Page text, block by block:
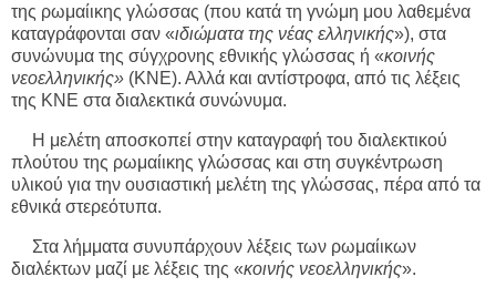
της ρωμαίικης γλώσσας (που κατά τη γνώμη μου λαθεμένα
καταγράφονται σαν «ιδιώματα της νέας ελληνικής»), στα
συνώνυμα της σύγχρονης εθνικής γλώσσας ή «κοινής
νεοελληνικής» (ΚΝΕ). Αλλά και αντίστροφα, από τις λέξεις
της ΚΝΕ στα διαλεκτικά συνώνυμα.
Η μελέτη αποσκοπεί στην καταγραφή του διαλεκτικού
πλούτου της ρωμαίικης γλώσσας και στη συγκέντρωση
υλικού για την ουσιαστική μελέτη της γλώσσας, πέρα από τα
εθνικά στερεότυπα.
Στα λήμματα συνυπάρχουν λέξεις των ρωμαίικων
διαλέκτων μαζί με λέξεις της «κοινής νεοελληνικής».